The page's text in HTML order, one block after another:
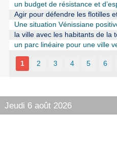
un budget de résistance et
Agir pour défendre les flotilles
Une situation Vénissiane
la ville avec les habitants de la
un parc linéaire pour une ville
1 2 3 4 5 6
Jeudi 6 août 2026